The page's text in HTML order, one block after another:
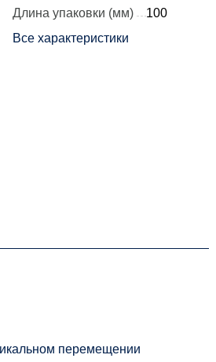
Длина упаковки (мм)
100
Все характеристики
перемещении